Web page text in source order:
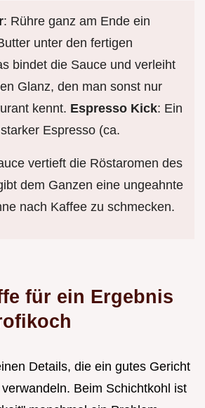
: Rühre ganz am Ende ein
unter den fertigen
bindet die Sauce und verleiht
Glanz, den man sonst nur
kennt. Espresso Kick: Ein
Espresso (ca.
vertieft die Röstaromen des
dem Ganzen eine ungeahnte
nach Kaffee zu schmecken.
für ein Ergebnis
Details, die ein gutes Gericht
Beim Schichtkohl ist